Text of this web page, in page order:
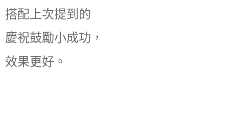
搭配上次提到的
慶祝鼓勵小成功，
效果更好。